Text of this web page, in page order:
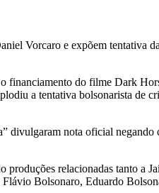
Vorcaro e expõem tentativa
do filme Dark
a tentativa bolsonarista de
divulgaram nota oficial
relacionadas tanto a
Bolsonaro, Eduardo